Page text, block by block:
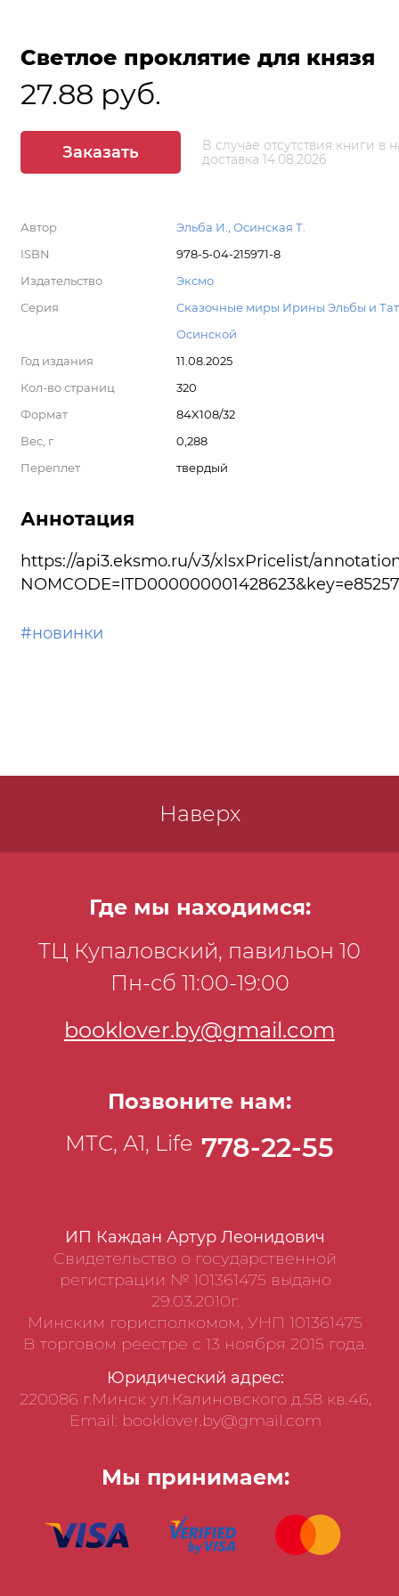
Светлое проклятие для князя
27.88 руб.
Заказать
В случае отсутствия книги в
доставка 14.08.2026
Автор
Эльба И., Осинская Т.
ISBN
978-5-04-215971-8
Издательство
Эксмо
Серия
Сказочные миры Ирины Эльбы и
Осинской
Год издания
11.08.2025
Кол-во страниц
320
Формат
84X108/32
Вес, г
0,288
Переплет
твердый
Аннотация
https://api3.eksmo.ru/v3/xlsxPricelist/
#новинки
Наверх
ИП Каждан Артур Леонидович
Свидетельство о государственной
регистрации № 101361475 выдано
29.03.2010г.
Минским горисполкомом, УНП 101361475
В торговом реестре с 13 ноября 2015 года.
Юридический адрес:
220086 г.Минск ул.Калиновского д.58 кв.46,
Email: booklover.by@gmail.com
Мы принимаем:
Где мы находимся:
ТЦ Купаловский, павильон 10
Пн-сб 11:00-19:00
booklover.by@gmail.com
Позвоните нам:
МТС, А1, Life 778-22-55